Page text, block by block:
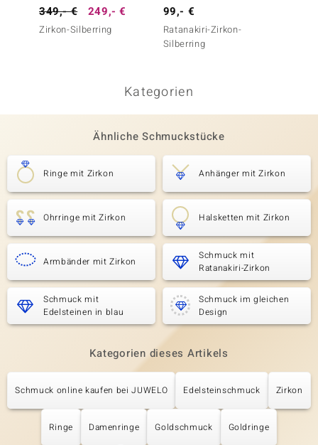
349,- € 249,- €
Zirkon-Silberring
99,- €
Ratanakiri-Zirkon-
Silberring
Kategorien
Ähnliche Schmuckstücke
Ringe mit Zirkon Anhänger mit Zirkon
Ohrringe mit Zirkon Halsketten mit Zirkon
Armbänder mit Zirkon
Schmuck mit
Ratanakiri-Zirkon
Schmuck mit
Edelsteinen in blau
Schmuck im gleichen
Design
Kategorien dieses Artikels
Schmuck online kaufen bei JUWELO Edelsteinschmuck Zirkon
Ringe Damenringe Goldschmuck Goldringe